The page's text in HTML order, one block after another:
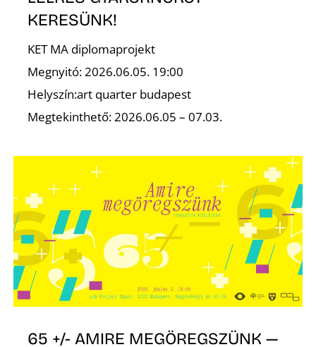
KERESÜNK!
KET MA diplomaprojekt
Megnyitó: 2026.06.05. 19:00
Helyszín:art quarter budapest
Megtekinthető: 2026.06.05 – 07.03.
65 +/- AMIRE MEGÖREGSZÜNK —